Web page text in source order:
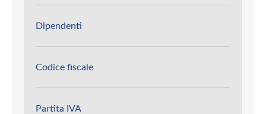
Dipendenti
Codice fiscale
Partita IVA